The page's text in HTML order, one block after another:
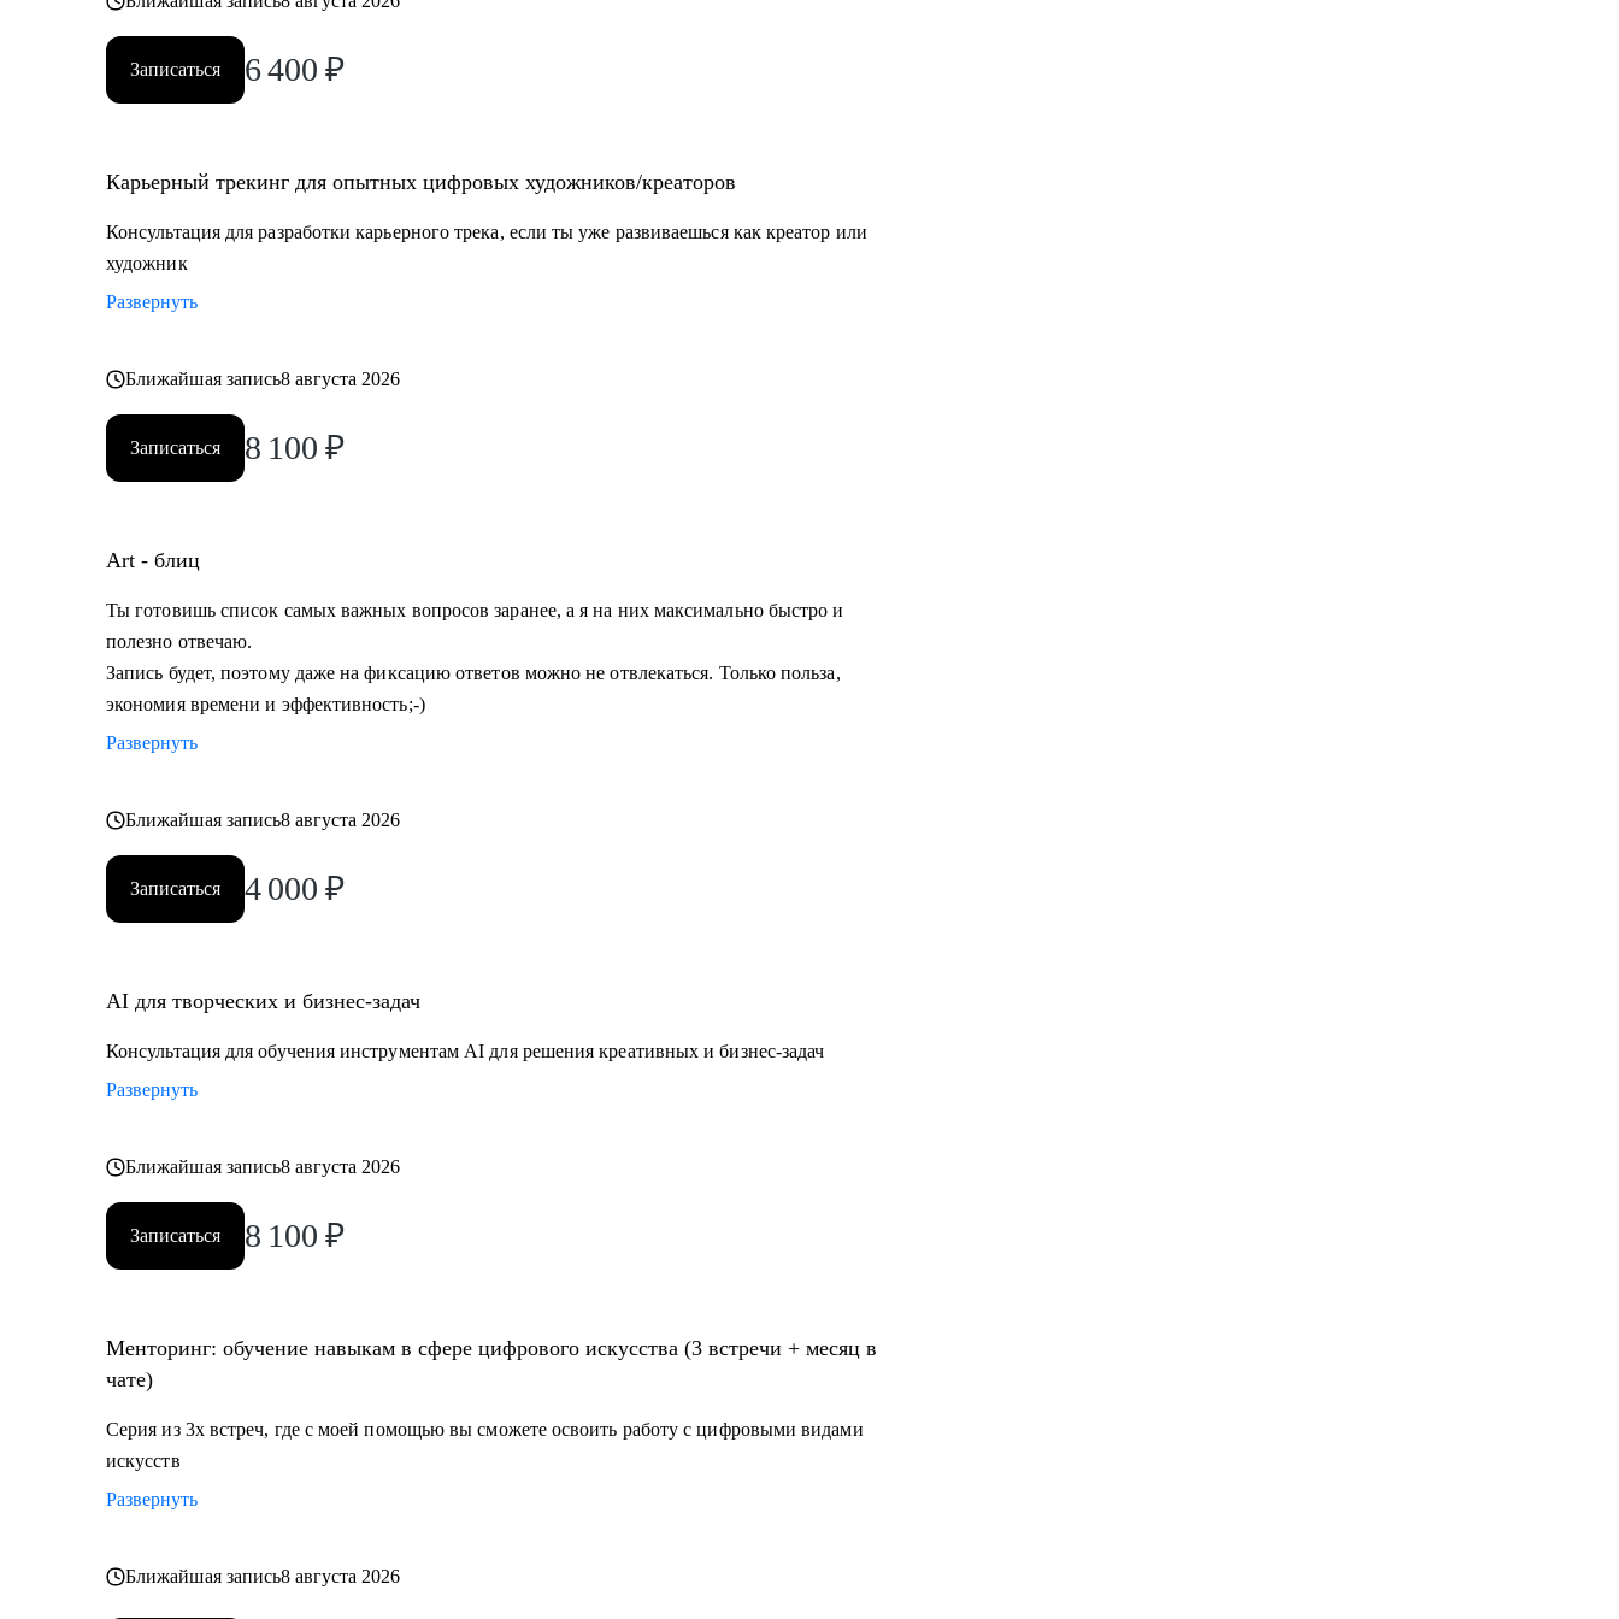
Записаться 6 400 ₽
Карьерный трекинг для опытных цифровых художников/креаторов
Консультация для разработки карьерного трека, если ты уже развиваешься как креатор или
художник
Развернуть
Ближайшая запись8 августа 2026
Записаться 8 100 ₽
Art - блиц
Ты готовишь список самых важных вопросов заранее, а я на них максимально быстро и
полезно отвечаю.
Запись будет, поэтому даже на фиксацию ответов можно не отвлекаться. Только польза,
экономия времени и эффективность;-)
Развернуть
Ближайшая запись8 августа 2026
Записаться 4 000 ₽
AI для творческих и бизнес-задач
Консультация для обучения инструментам AI для решения креативных и бизнес-задач
Развернуть
Ближайшая запись8 августа 2026
Записаться 8 100 ₽
Менторинг: обучение навыкам в сфере цифрового искусства (3 встречи + месяц в
чате)
Серия из 3х встреч, где с моей помощью вы сможете освоить работу с цифровыми видами
искусств
Развернуть
Ближайшая запись8 августа 2026